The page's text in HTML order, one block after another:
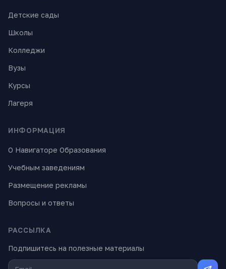
Детские сады
Школы
Колледжи
Вузы
Курсы
Лагеря
ИНФОРМАЦИЯ
О Навигаторе Образования
Учебным заведениям
Размещение рекламы
Вопросы и ответы
РАССЫЛКА
Подпишитесь на полезные материалы